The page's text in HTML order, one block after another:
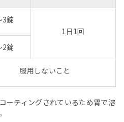
3錠
1日1回
2錠
服用しないこと
ーティングされているため胃で溶